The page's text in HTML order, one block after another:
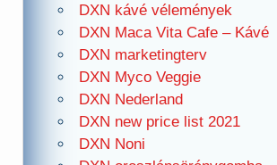
DXN kávé vélemények
DXN Maca Vita Cafe – Kávé
DXN marketingterv
DXN Myco Veggie
DXN Nederland
DXN new price list 2021
DXN Noni